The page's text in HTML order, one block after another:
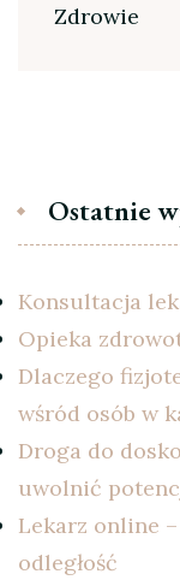
Zdrowie
Ostatnie
Konsultacja
Opieka
Dlaczego
wśród osób w
Droga do
uwolnić
Lekarz online
odległość